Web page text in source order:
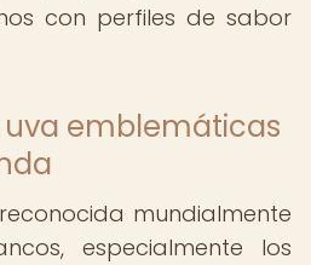
con perfiles de sabor
emblemáticas
mundialmente
especialmente los